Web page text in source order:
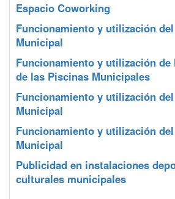
Espacio Coworking
Funcionamiento y utilización
Municipal
Funcionamiento y utilización
de las Piscinas Municipales
Funcionamiento y utilización
Municipal
Funcionamiento y utilización
Municipal
Publicidad en instalaciones
culturales municipales